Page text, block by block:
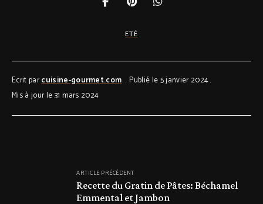
ETÉ
Ecrit parcuisine-gourmet.com
Publié le 5 janvier 2024
Mis à jour le 31 mars 2024
ARTICLE PRÉCÉDENT
Recette du Gratin de Pâtes: Béchamel
Emmental et Jambon